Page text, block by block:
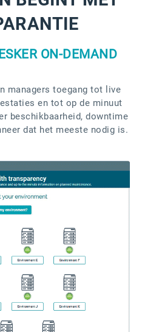
ON-DEMAND
managers toegang tot live
en tot op de minuut
beschikbaarheid, downtime
dat het meeste nodig is.